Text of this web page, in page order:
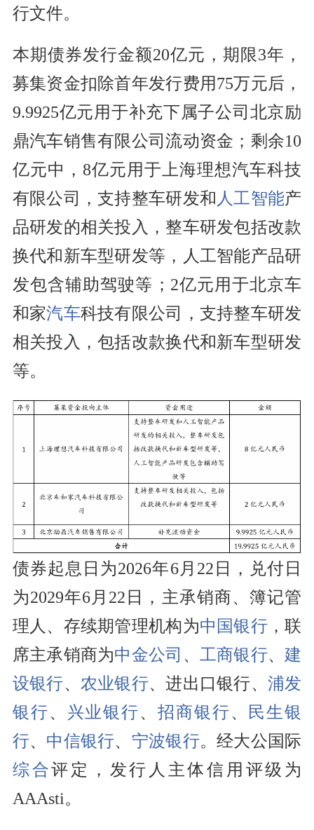
行文件。
本期债券发行金额20亿元，期限3年，
募集资金扣除首年发行费用75万元后，
9.9925亿元用于补充下属子公司北京励
鼎汽车销售有限公司流动资金；剩余10
亿元中，8亿元用于上海理想汽车科技
有限公司，支持整车研发和 人工智能产
品研发的相关投入，整车研发包括改款
换代和新车型研发等，人工智能产品研
发包含辅助驾驶等；2亿元用于北京车
和家汽车科技有限公司，支持整车研发
相关投入，包括改款换代和新车型研发
等。
债券起息日为2026年6月22日，兑付日
为2029年6月22日，主承销商、簿记管
理人、存续期管理机构为中国银行，联
席主承销商为中金公司 、 工商银行、 建
设银行、 农业银行、进出口银行、 浦发
银行、 兴业银行、 招商银行、 民生银
行、 中信银行、 宁波银行。经大公国际
综合评定，发行人主体信用评级为
AAAsti。